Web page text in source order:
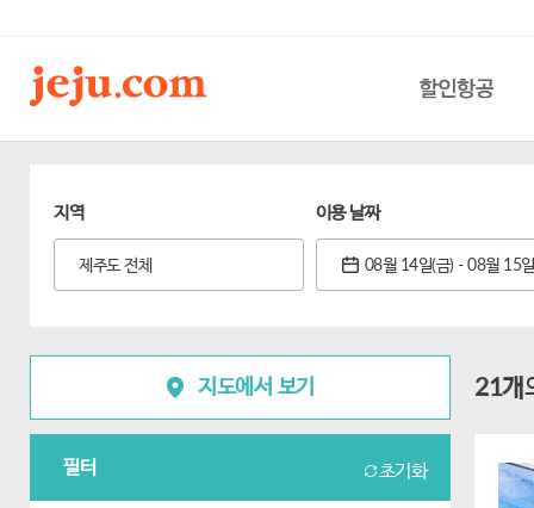
할인항공
지역
제주도 전체
이용 날짜
08월 14일(금) - 08월 15
지도에서 보기
필터 초기화
21개